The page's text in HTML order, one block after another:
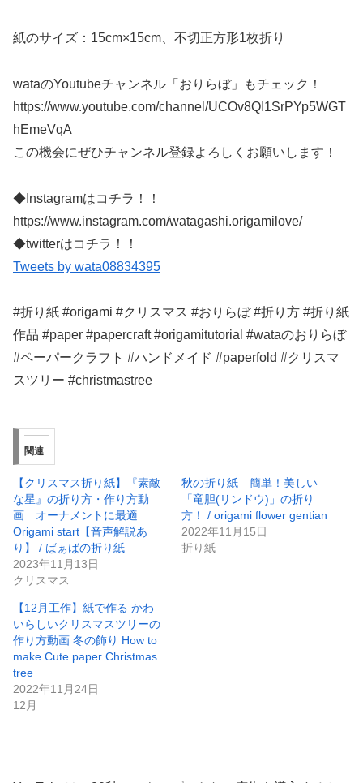
紙のサイズ：15cm×15cm、不切正方形1枚折り
wataのYoutubeチャンネル「おりらぼ」もチェック！
https://www.youtube.com/channel/UCOv8QI1SrPYp5WGT
hEmeVqA
この機会にぜひチャンネル登録よろしくお願いします！
◆Instagramはコチラ！！
https://www.instagram.com/watagashi.origamilove/
◆twitterはコチラ！！
Tweets by wata08834395
#折り紙 #origami #クリスマス #おりらぼ #折り方 #折り紙
作品 #paper #papercraft #origamitutorial #wataのおりらぼ
#ペーパークラフト #ハンドメイド #paperfold #クリスマ
スツリー #christmastree
関連
【クリスマス折り紙】『素敵
な星』の折り方・作り方動
画 オーナメントに最適
Origami start【音声解説あ
り】 / ばぁばの折り紙
2023年11月13日
クリスマス
秋の折り紙 簡単！美しい
「竜胆(リンドウ)」の折り
方！ / origami flower gentian
2022年11月15日
折り紙
【12月工作】紙で作る かわ
いらしいクリスマスツリーの
作り方動画 冬の飾り How to
make Cute paper Christmas
tree
2022年11月24日
12月